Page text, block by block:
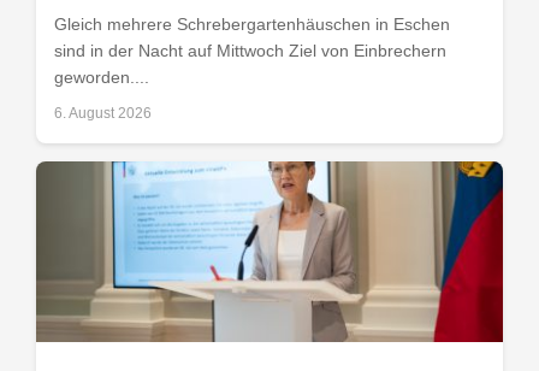
Gleich mehrere Schrebergartenhäuschen in Eschen
sind in der Nacht auf Mittwoch Ziel von Einbrechern
geworden....
6. August 2026